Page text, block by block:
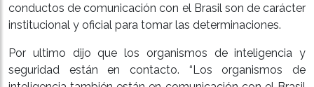
conductos de comunicación con el Brasil son de carácter
institucional y oficial para tomar las determinaciones.
Por ultimo dijo que los organismos de inteligencia y
seguridad están en contacto. “Los organismos de